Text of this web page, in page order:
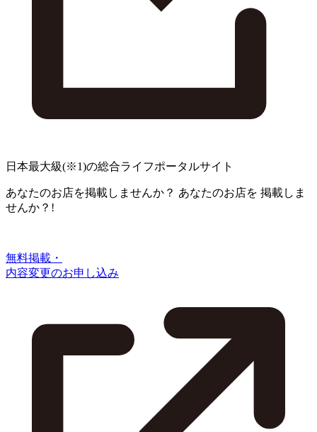
日本最大級(※1)の総合ライフポータルサイト
あなたのお店を掲載しませんか？ あなたのお店を 掲載しま
せんか？!
無料掲載・
内容変更のお申し込み